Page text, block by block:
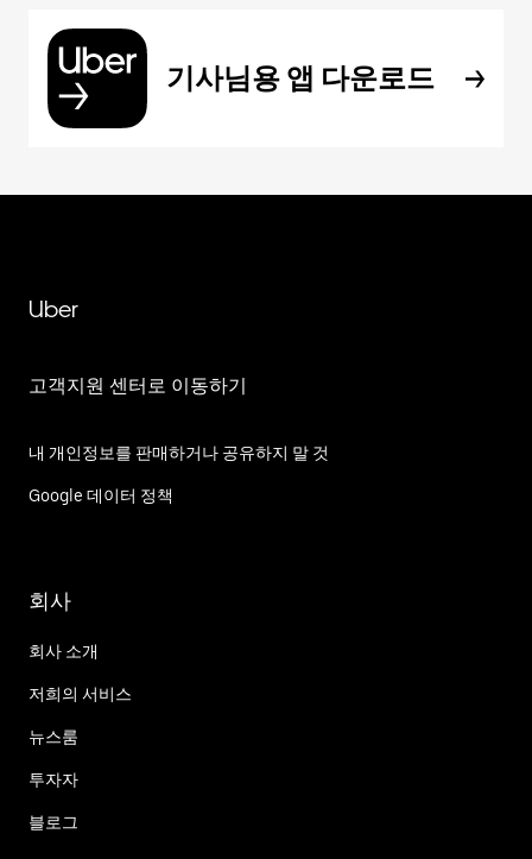
기사님용 앱 다운로드
Uber
고객지원 센터로 이동하기
내 개인정보를 판매하거나 공유하지 말 것
Google 데이터 정책
회사
회사 소개
저희의 서비스
뉴스룸
투자자
블로그